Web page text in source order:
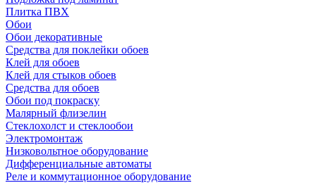
Плитка ПВХ
Обои
Обои декоративные
Средства для поклейки обоев
Клей для обоев
Клей для стыков обоев
Средства для обоев
Обои под покраску
Малярный флизелин
Стеклохолст и стеклообои
Электромонтаж
Низковольтное оборудование
Дифференциальные автоматы
Реле и коммутационное оборудование